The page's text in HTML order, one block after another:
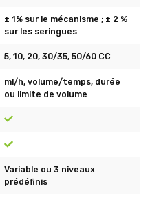
± 1% sur le mécanisme ; ± 2 %
sur les seringues
5, 10, 20, 30/35, 50/60 CC
ml/h, volume/temps, durée
ou limite de volume
Variable ou 3 niveaux
prédéfinis